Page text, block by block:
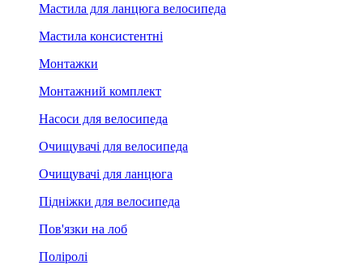
Мастила для ланцюга велосипеда
Мастила консистентні
Монтажки
Монтажний комплект
Насоси для велосипеда
Очищувачі для велосипеда
Очищувачі для ланцюга
Підніжки для велосипеда
Пов'язки на лоб
Поліролі